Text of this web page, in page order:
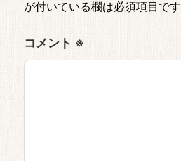
が付いている欄は必須項目です
コメント ※